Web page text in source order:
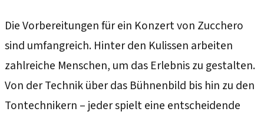
Die Vorbereitungen für ein Konzert von Zucchero
sind umfangreich. Hinter den Kulissen arbeiten
zahlreiche Menschen, um das Erlebnis zu gestalten.
Von der Technik über das Bühnenbild bis hin zu den
Tontechnikern – jeder spielt eine entscheidende